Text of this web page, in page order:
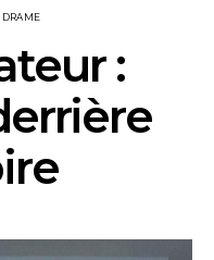
DRAME
: